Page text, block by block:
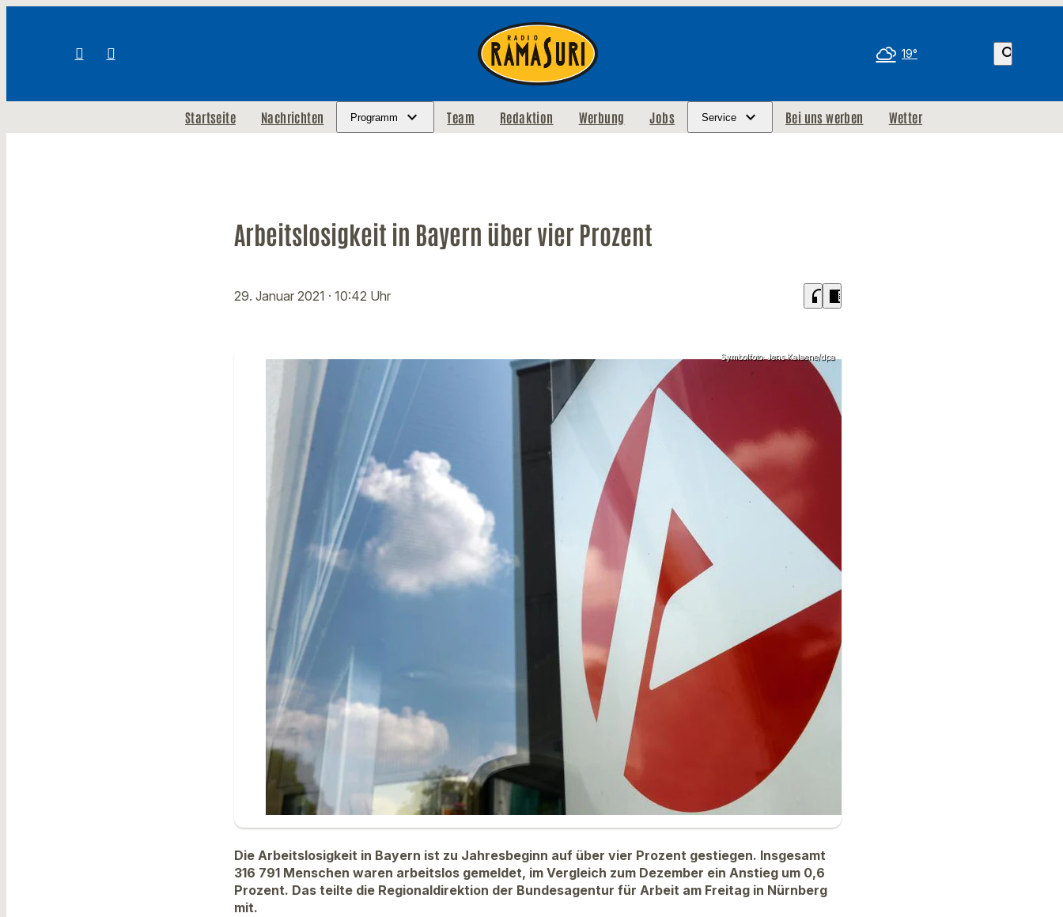
19° search
Startseite Nachrichten Programm Team Redaktion Werbung Jobs Service Bei uns werben Wetter
Arbeitslosigkeit in Bayern über vier Prozent
29. Januar 2021 · 10:42 Uhr headphones chrome_reader_mode
Symbolfoto: Jens Kalaene/dpa
Die Arbeitslosigkeit in Bayern ist zu Jahresbeginn auf über vier Prozent gestiegen. Insgesamt
316 791 Menschen waren arbeitslos gemeldet, im Vergleich zum Dezember ein Anstieg um 0,6
Prozent. Das teilte die Regionaldirektion der Bundesagentur für Arbeit am Freitag in Nürnberg
mit.